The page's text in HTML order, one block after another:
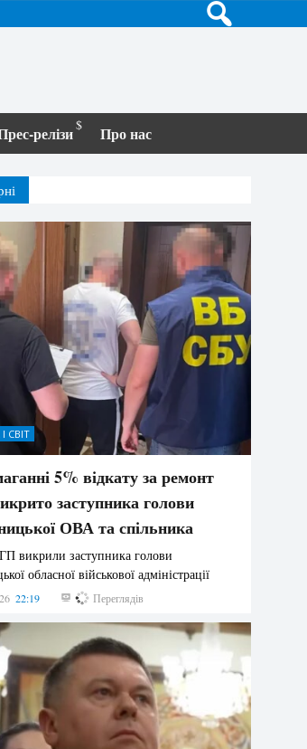
релізи Про нас
СВІТ
5% відкату за ремонт
заступника голови
ОВА та спільника
викрили заступника голови
обласної військової адміністрації
22:19 829 Переглядів